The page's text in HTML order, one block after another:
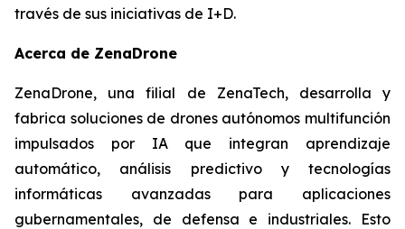
través de sus iniciativas de I+D.
Acerca de ZenaDrone
ZenaDrone, una filial de ZenaTech, desarrolla y
fabrica soluciones de drones autónomos multifunción
impulsados por IA que integran aprendizaje
automático, análisis predictivo y tecnologías
informáticas avanzadas para aplicaciones
gubernamentales, de defensa e industriales. Esto